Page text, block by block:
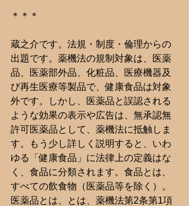
＊＊＊
蔵之介です。法規・制度・倫理からの
出題です。薬機法の規制対象は、医薬
品、医薬部外品、化粧品、医療機器及
び再生医療等製品で、健康食品は対象
外です。しかし、医薬品と誤認される
ような効果の表示や広告は、無承認無
許可医薬品として、薬機法に抵触しま
す。もう少し詳しく説明すると、いわ
ゆる「健康食品」に法律上の定義はな
く、食品に分類されます。食品とは、
すべての飲食物（医薬品等を除く）。
医薬品とは、とは、薬機法第2条第1項